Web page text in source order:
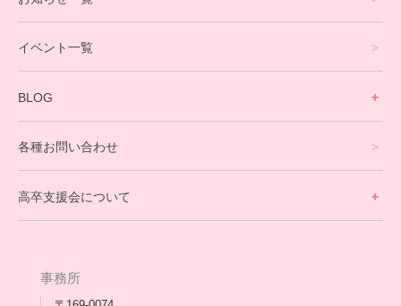
就労支援コース
英会話・海外留学コース
寮生活サポート
卒業生の今
アウトリーチ支援
[家庭訪問カウンセリング]
イベント一覧
BLOG
保護者交流だより一覧
会長コラム一覧
各種お問い合わせ
高卒支援会について
メディア出演
事務所